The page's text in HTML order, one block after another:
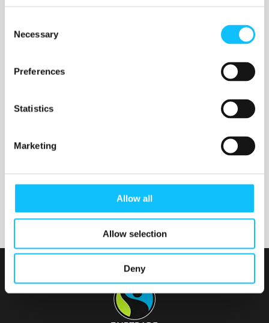
Selection
Necessary
Preferences
Statistics
Marketing
Allow all
Allow selection
Deny
Jyväskylän ammattikorkeakoulu
Nurmijärven seurakunta